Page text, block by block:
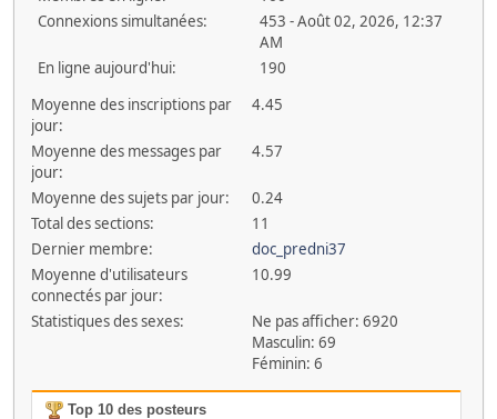
Connexions simultanées:
453 - Août 02, 2026, 12:37
AM
En ligne aujourd'hui:
190
Moyenne des inscriptions par
jour:
4.45
Moyenne des messages par
jour:
4.57
Moyenne des sujets par jour:
0.24
Total des sections:
11
Dernier membre:
doc_predni37
Moyenne d'utilisateurs
connectés par jour:
10.99
Statistiques des sexes:
Ne pas afficher: 6920
Masculin: 69
Féminin: 6
Top 10 des posteurs